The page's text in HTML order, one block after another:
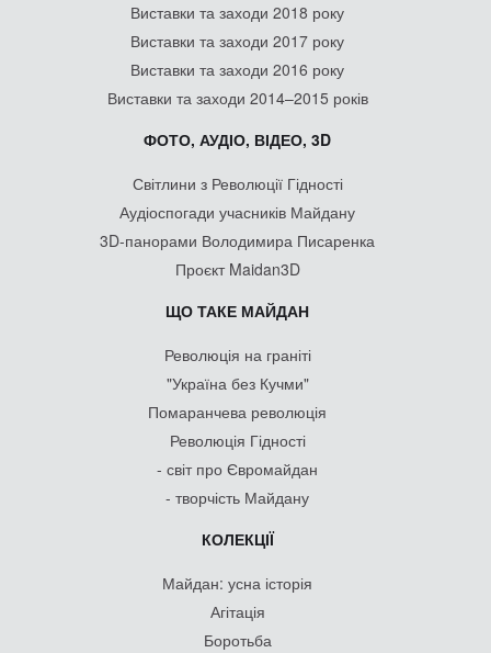
Виставки та заходи 2018 року
Виставки та заходи 2017 року
Виставки та заходи 2016 року
Виставки та заходи 2014–2015 років
ФОТО, АУДІО, ВІДЕО, 3D
Світлини з Революції Гідності
Аудіоспогади учасників Майдану
3D-панорами Володимира Писаренка
Проєкт Maidan3D
ЩО ТАКЕ МАЙДАН
Революція на граніті
"Україна без Кучми"
Помаранчева революція
Революція Гідності
- світ про Євромайдан
- творчість Майдану
КОЛЕКЦІЇ
Майдан: усна історія
Агітація
Боротьба